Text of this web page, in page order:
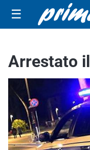
☰
Arrestato